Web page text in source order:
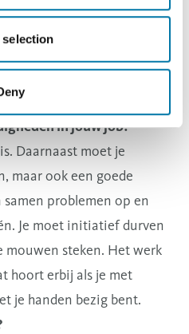
in jouw job?
Daarnaast moet je
maar ook een goede
problemen op en
Je moet initiatief durven
mouwen steken. Het werk
hoort erbij als je met
je handen bezig bent.